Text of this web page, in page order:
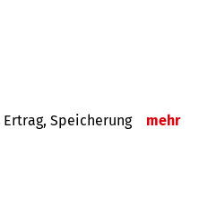
Speicherung mehr